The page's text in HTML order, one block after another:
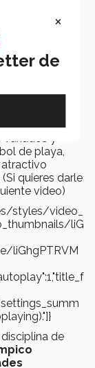
y
de playa,
atractivo
quieres darle
video)
styles/video_
liG
liGhgPTRVM
de
×
de